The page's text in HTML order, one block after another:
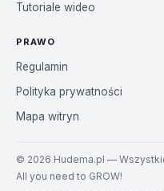
Tutoriale wideo
PRAWO
Regulamin
Polityka prywatności
Mapa witryn
© 2026 Hudema.pl —
All you need to GROW!